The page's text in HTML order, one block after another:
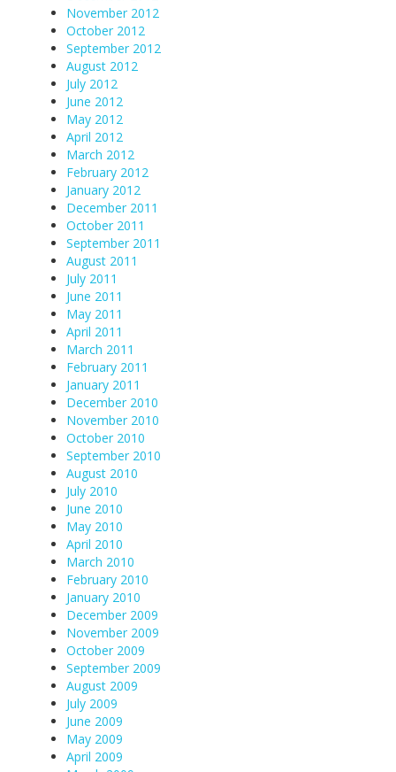
November 2012
October 2012
September 2012
August 2012
July 2012
June 2012
May 2012
April 2012
March 2012
February 2012
January 2012
December 2011
October 2011
September 2011
August 2011
July 2011
June 2011
May 2011
April 2011
March 2011
February 2011
January 2011
December 2010
November 2010
October 2010
September 2010
August 2010
July 2010
June 2010
May 2010
April 2010
March 2010
February 2010
January 2010
December 2009
November 2009
October 2009
September 2009
August 2009
July 2009
June 2009
May 2009
April 2009